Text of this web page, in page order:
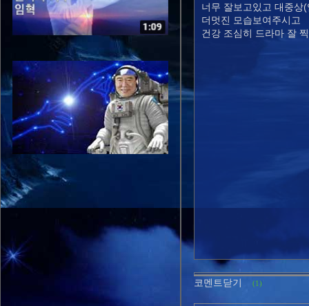
너무 잘보고있고 대중상
더멋진 모습보여주시고
건강 조심히 드라마 잘
코멘트닫기 (1)